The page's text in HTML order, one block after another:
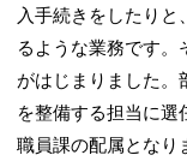
入手続きをしたり
るような業務です。
がはじまりました。
を整備する担当に選
職員課の配属となり